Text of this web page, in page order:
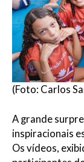
(Foto: Carlos
A grande
inspiracionais
Os vídeos,